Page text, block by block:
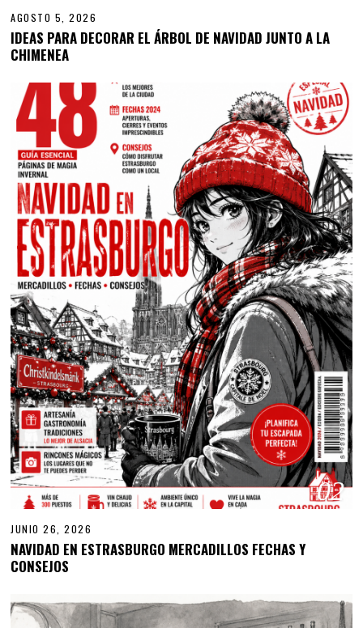
AGOSTO 5, 2026
IDEAS PARA DECORAR EL ÁRBOL DE NAVIDAD JUNTO A LA
CHIMENEA
02
JUNIO 26, 2026
NAVIDAD EN ESTRASBURGO MERCADILLOS FECHAS Y
CONSEJOS